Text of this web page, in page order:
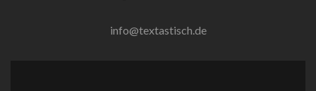
info@textastisch.de